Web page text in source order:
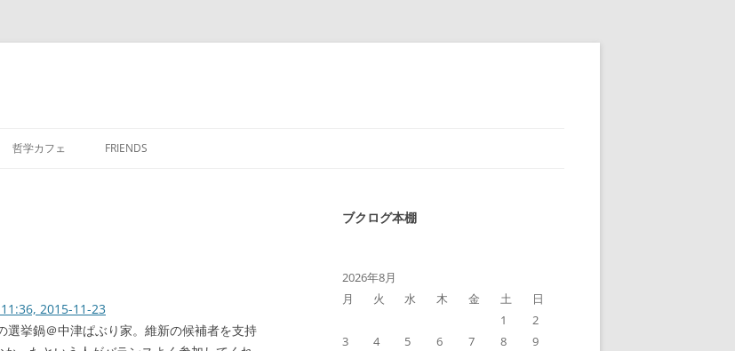
哲学カフェ FRIENDS
2015-11-23
挙鍋＠中津ぱぶり家。維新の候補者を支持
ブクログ本棚
2026年8月
月
火 水 木 金 土
日
1
2
3
4 5 6 7 8
9